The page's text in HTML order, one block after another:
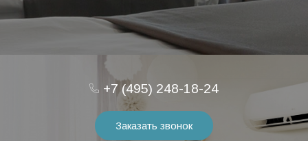
+7 (495) 248-18-24
Заказать звонок